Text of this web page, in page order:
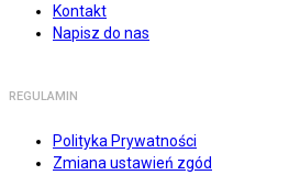
Kontakt
Napisz do nas
REGULAMIN
Polityka Prywatności
Zmiana ustawień zgód